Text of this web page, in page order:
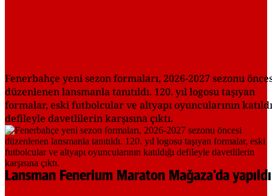
Fenerbahçe yeni sezon formaları, 2026-2027 sezonu
düzenlenen lansmanla tanıtıldı. 120. yıl logosu taşıyan
formalar, eski futbolcular ve altyapı oyuncularının
defileyle davetlilerin karşısına çıktı.
Lansman Fenerium Maraton Mağaza’da yapıldı